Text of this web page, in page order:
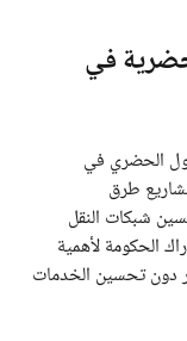
في
الحضري في
طرق
شبكات النقل
الحكومة لأهمية
دون تحسين الخدمات